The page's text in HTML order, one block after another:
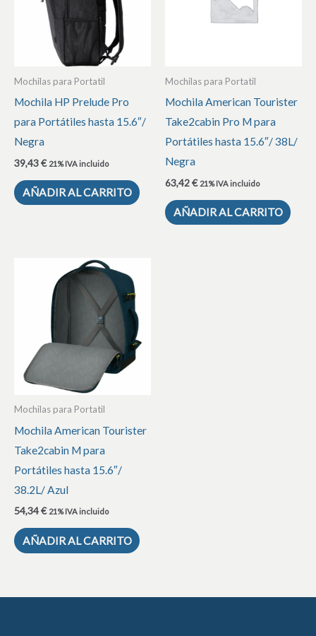
Mochilas para Portatil
Mochila HP Prelude Pro
para Portátiles hasta 15.6″/
Negra
39,43€ 21% IVA incluido
AÑADIR AL CARRITO
Mochilas para Portatil
Mochila American Tourister
Take2cabin Pro M para
Portátiles hasta 15.6″/ 38L/
Negra
63,42€ 21% IVA incluido
AÑADIR AL CARRITO
Mochilas para Portatil
Mochila American Tourister
Take2cabin M para
Portátiles hasta 15.6″/
38.2L/ Azul
54,34€ 21% IVA incluido
AÑADIR AL CARRITO